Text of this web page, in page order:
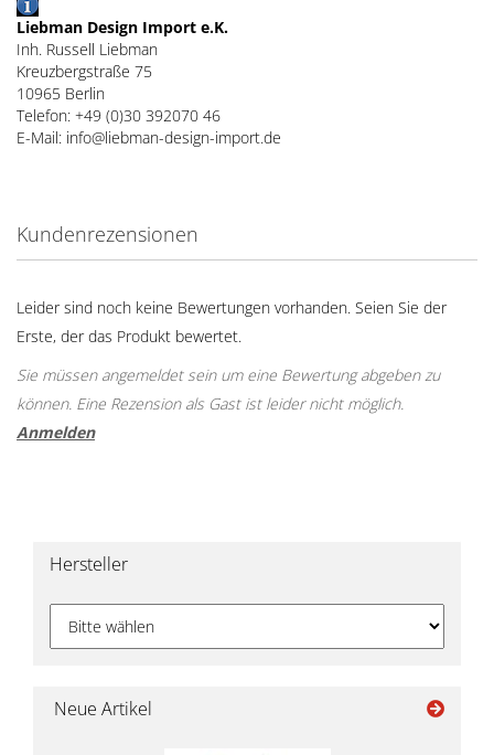
Liebman Design Import e.K.
Inh. Russell Liebman
Kreuzbergstraße 75
10965 Berlin
Telefon: +49 (0)30 392070 46
E-Mail: info@liebman-design-import.de
Kundenrezensionen
Leider sind noch keine Bewertungen vorhanden. Seien Sie der
Erste, der das Produkt bewertet.
Sie müssen angemeldet sein um eine Bewertung abgeben zu
können. Eine Rezension als Gast ist leider nicht möglich.
Anmelden
Hersteller
Neue Artikel